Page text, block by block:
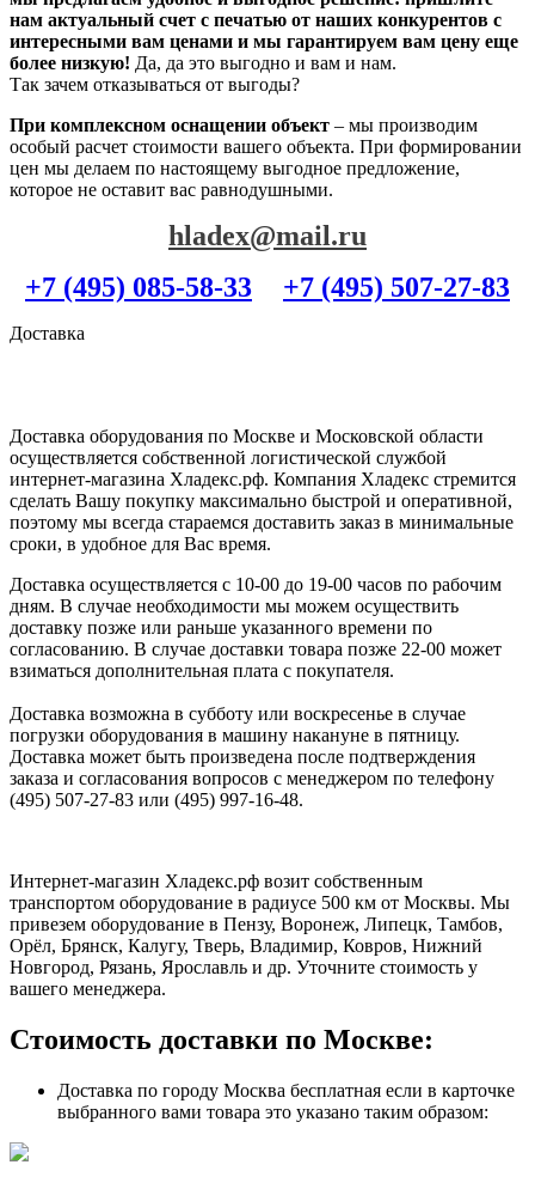
нам актуальный счет с печатью от наших конкурентов с
интересными вам ценами и мы гарантируем вам цену еще
более низкую! Да, да это выгодно и вам и нам.
Так зачем отказываться от выгоды?
При комплексном оснащении объект – мы производим
особый расчет стоимости вашего объекта. При формировании
цен мы делаем по настоящему выгодное предложение,
которое не оставит вас равнодушными.
hladex@mail.ru
+7 (495) 085-58-33
+7 (495) 507-27-83
Доставка
Доставка оборудования по Москве и Московской области
осуществляется собственной логистической службой
интернет-магазина Хладекс.рф. Компания Хладекс стремится
сделать Вашу покупку максимально быстрой и оперативной,
поэтому мы всегда стараемся доставить заказ в минимальные
сроки, в удобное для Вас время.
Доставка осуществляется с 10-00 до 19-00 часов по рабочим
дням. В случае необходимости мы можем осуществить
доставку позже или раньше указанного времени по
согласованию. В случае доставки товара позже 22-00 может
взиматься дополнительная плата с покупателя.
Доставка возможна в субботу или воскресенье в случае
погрузки оборудования в машину накануне в пятницу.
Доставка может быть произведена после подтверждения
заказа и согласования вопросов с менеджером по телефону
(495) 507-27-83 или (495) 997-16-48.
Интернет-магазин Хладекс.рф возит собственным
транспортом оборудование в радиусе 500 км от Москвы. Мы
привезем оборудование в Пензу, Воронеж, Липецк, Тамбов,
Орёл, Брянск, Калугу, Тверь, Владимир, Ковров, Нижний
Новгород, Рязань, Ярославль и др. Уточните стоимость у
вашего менеджера.
Стоимость доставки по Москве:
Доставка по городу Москва бесплатная если в карточке
выбранного вами товара это указано таким образом: